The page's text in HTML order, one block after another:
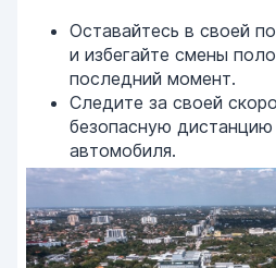
Оставайтесь в своей
и избегайте смены
последний момент.
Следите за своей
безопасную
автомобиля.